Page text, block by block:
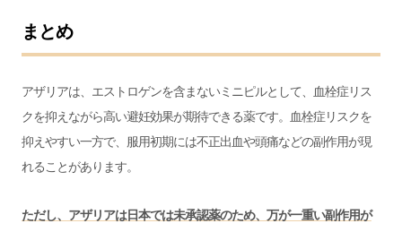
まとめ
アザリアは、エストロゲンを含まないミニピルとして、血栓症リス
クを抑えながら高い避妊効果が期待できる薬です。血栓症リスクを
抑えやすい一方で、服用初期には不正出血や頭痛などの副作用が現
れることがあります。
ただし、アザリアは日本では未承認薬のため、万が一重い副作用が